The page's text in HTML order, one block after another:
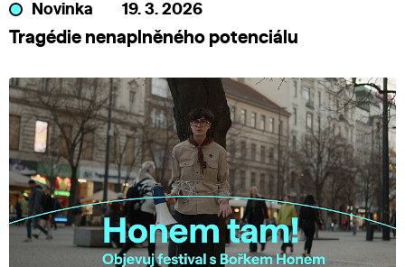
Novinka 19. 3. 2026
Tragédie nenaplněného potenciálu